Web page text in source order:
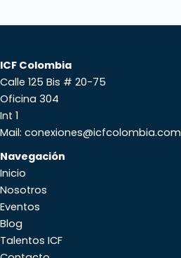
ICF Colombia
Calle 125 Bis # 20-75
Oficina 304
Int 1
Mail: conexiones@icfcolombia.com
Navegación
Inicio
Nosotros
Eventos
Blog
Talentos ICF